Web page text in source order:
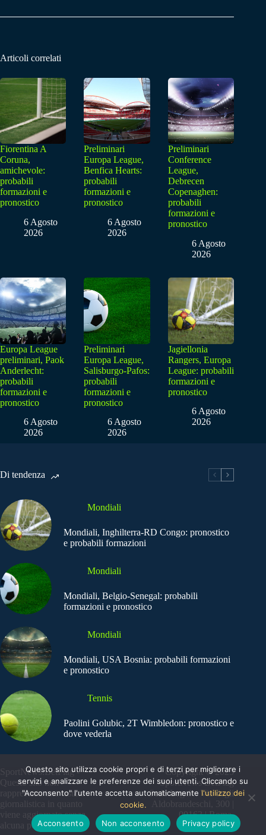
Articoli correlati
Fiorentina A
Coruna,
amichevole:
probabili
formazioni e
pronostico
6 Agosto
2026
Preliminari
Europa League,
Benfica Hearts:
probabili
formazioni e
pronostico
6 Agosto
2026
Preliminari
Conference
League,
Debrecen
Copenaghen:
probabili
formazioni e
pronostico
6 Agosto
2026
Europa League
preliminari, Paok
Anderlecht:
probabili
formazioni e
pronostico
6 Agosto
2026
Preliminari
Europa League,
Salisburgo-Pafos:
probabili
formazioni e
pronostico
6 Agosto
2026
Jagiellonia
Rangers, Europa
League: probabili
formazioni e
pronostico
6 Agosto
2026
Di tendenza
Mondiali
Mondiali, Inghilterra-RD Congo: pronostico
e probabili formazioni
Mondiali
Mondiali, Belgio-Senegal: probabili
formazioni e pronostico
Mondiali
Mondiali, USA Bosnia: probabili formazioni
e pronostico
Tennis
Paolini Golubic, 2T Wimbledon: pronostico e
dove vederla
SportNews.BetFlag -
Questo sito non
rappresenta una testata
giornalistica in quanto
viene aggiornato senza
alcuna periodicità
Copyright © 2025
SportNews BetFlag
Sede Legale: Via degli
Aldobrandeschi, 300 |
00163 | Roma
Questo sito utilizza cookie propri e di terzi per migliorare i
servizi e analizzare le preferenze dei suoi utenti. Cliccando su
"Acconsento" l'utente accetta automaticamente l'utilizzo dei
cookie.
Acconsento
Non acconsento Privacy policy